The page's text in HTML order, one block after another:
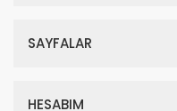
SAYFALAR
HESABIM